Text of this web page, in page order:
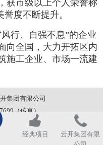
获市级以上个人荣誉称
度不断提升。
行、自强不息”的企业
向全国，大力开拓区内
施工企业、市场一流建
集团有限公司
（传真）
经典项目
云开集团有限